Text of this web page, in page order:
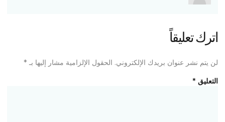
اترك تعليقاً
لن يتم نشر عنوان بريدك الإلكتروني. الحقول الإلزامية مشار إليها بـ *
التعليق *